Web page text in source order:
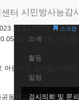
Home
소개
활동
알림
검사의뢰 및 문의
시민방사능감
에 대한 의견 여쭈어
08:59 스크랩
07:02 (복구한 글)
어린이집 급식을 시행하
동체교육 영양교사 교